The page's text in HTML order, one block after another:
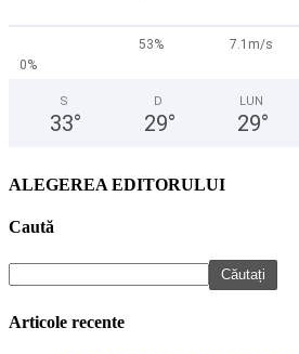
53%
7.1m/s
0%
S
33°
D
29°
LUN
29°
ALEGEREA EDITORULUI
Caută
Articole recente